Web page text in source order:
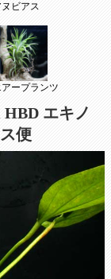
ヌビアス
ープランツ
エキノ
便